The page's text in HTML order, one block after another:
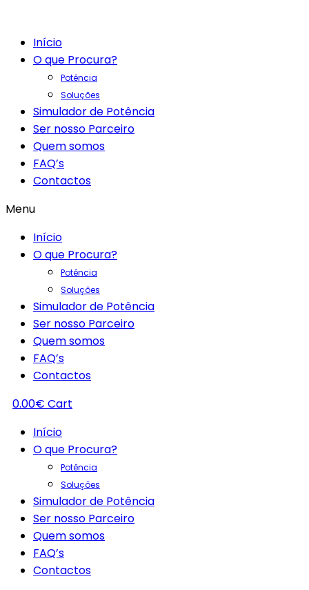
Início
O que Procura?
Potência
Soluções
Simulador de Potência
Ser nosso Parceiro
Quem somos
FAQ’s
Contactos
Menu
Início
O que Procura?
Potência
Soluções
Simulador de Potência
Ser nosso Parceiro
Quem somos
FAQ’s
Contactos
0.00€ Cart
Início
O que Procura?
Potência
Soluções
Simulador de Potência
Ser nosso Parceiro
Quem somos
FAQ’s
Contactos